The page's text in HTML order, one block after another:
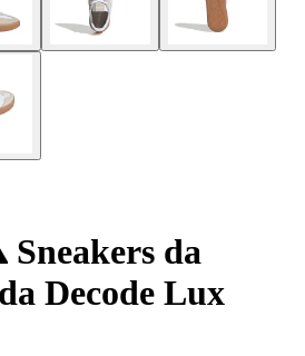
Sneakers da
Decode Lux